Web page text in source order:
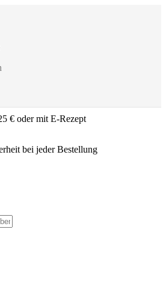
€ oder mit E-Rezept
bei jeder Bestellung